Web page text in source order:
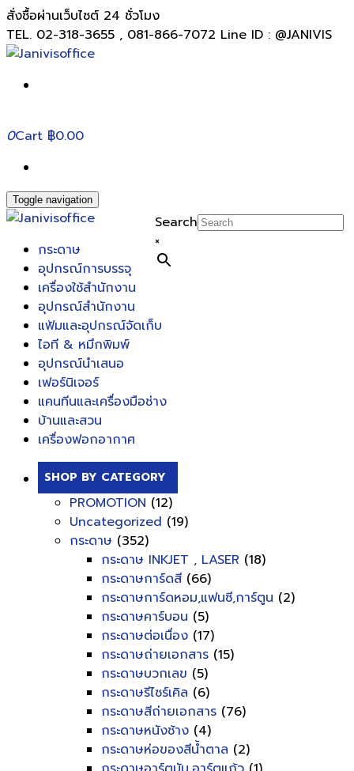
สั่งซื้อผ่านเว็บไซต์ 24 ชั่วโมง
TEL. 02-318-3655 , 081-866-7072 Line ID : @JANIVIS
0Cart ฿0.00
Toggle navigation
Search
×
กระดาษ
อุปกรณ์การบรรจุ
เครื่องใช้สำนักงาน
อุปกรณ์สำนักงาน
แฟ้มและอุปกรณ์จัดเก็บ
ไอที & หมึกพิมพ์
อุปกรณ์นำเสนอ
เฟอร์นิเจอร์
แคนทีนและเครื่องมือช่าง
บ้านและสวน
เครื่องฟอกอากาศ
SHOP BY CATEGORY
PROMOTION (12)
Uncategorized (19)
กระดาษ (352)
กระดาษ INKJET , LASER (18)
กระดาษการ์ดสี (66)
กระดาษการ์ดหอม,แฟนซี,การ์ตูน (2)
กระดาษคาร์บอน (5)
กระดาษต่อเนื่อง (17)
กระดาษถ่ายเอกสาร (15)
กระดาษบวกเลข (5)
กระดาษรีไซร์เคิล (6)
กระดาษสีถ่ายเอกสาร (76)
กระดาษหนังช้าง (4)
กระดาษห่อของสีน้ำตาล (2)